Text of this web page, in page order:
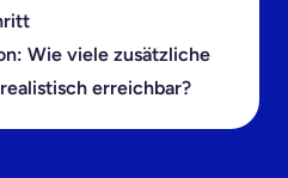
Wie viele zusätzliche
erreichbar?